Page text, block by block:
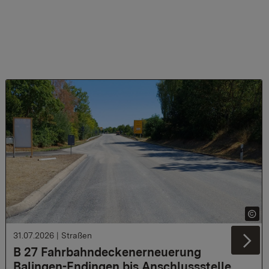
B 27 Fahrbahndeckenerneuerung
31.07.2026 | Straßen